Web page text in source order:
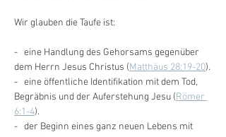
Wir glauben die Taufe ist:
-   eine Handlung des Gehorsams gegenüber
dem Herrn Jesus Christus (Matthäus 28:19-20).
-   eine öffentliche Identifikation mit dem Tod,
Begräbnis und der Auferstehung Jesu (Römer
6:1-4).
-   der Beginn eines ganz neuen Lebens mit